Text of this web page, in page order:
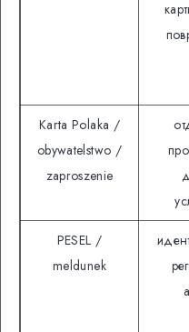
Karta Polaka /
obywatelstwo /
zaproszenie
PESEL /
meldunek